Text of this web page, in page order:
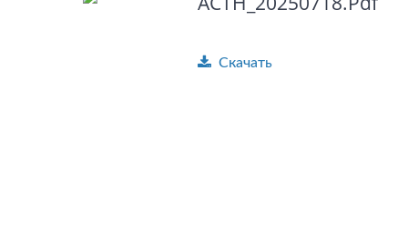
Скачать